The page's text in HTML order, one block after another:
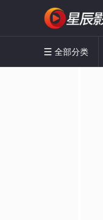
 全部分类